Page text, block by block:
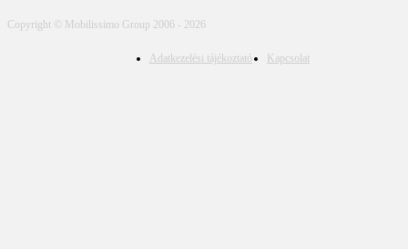
Copyright © Mobilissimo Group 2006 - 2026
Adatkezelési tájékoztató Kapcsolat